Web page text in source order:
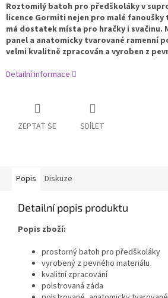
Roztomilý batoh pro předškolákyv
licence Gormiti nejen pro malé
má dostatek místa pro hračky i svačinu.
panel a anatomicky tvarované ramenní
velmi kvalitně zpracován a vyroben z
Detailní informace
ZEPTAT SE SDÍLET
Popis Diskuze
Detailní popis produktu
Popis zboží:
prostorný batoh pro předškoláky
vyrobený z pevného materiálu
kvalitní zpracování
polstrovaná záda